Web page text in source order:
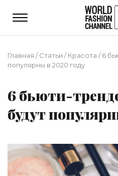
Главная /Статьи /Красота /6
популярны в 2020 году
6 бьюти-
будут